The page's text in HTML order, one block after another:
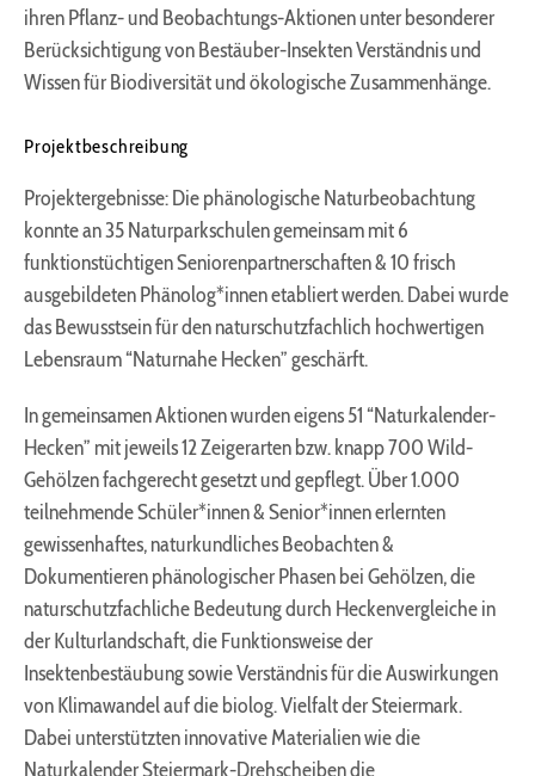
ihren Pflanz- und Beobachtungs-Aktionen unter besonderer
Berücksichtigung von Bestäuber-Insekten Verständnis und
Wissen für Biodiversität und ökologische Zusammenhänge.
Projektbeschreibung
Projektergebnisse: Die phänologische Naturbeobachtung
konnte an 35 Naturparkschulen gemeinsam mit 6
funktionstüchtigen Seniorenpartnerschaften & 10 frisch
ausgebildeten Phänolog*innen etabliert werden. Dabei wurde
das Bewusstsein für den naturschutzfachlich hochwertigen
Lebensraum “Naturnahe Hecken” geschärft.
In gemeinsamen Aktionen wurden eigens 51 “Naturkalender-
Hecken” mit jeweils 12 Zeigerarten bzw. knapp 700 Wild-
Gehölzen fachgerecht gesetzt und gepflegt. Über 1.000
teilnehmende Schüler*innen & Senior*innen erlernten
gewissenhaftes, naturkundliches Beobachten &
Dokumentieren phänologischer Phasen bei Gehölzen, die
naturschutzfachliche Bedeutung durch Heckenvergleiche in
der Kulturlandschaft, die Funktionsweise der
Insektenbestäubung sowie Verständnis für die Auswirkungen
von Klimawandel auf die biolog. Vielfalt der Steiermark.
Dabei unterstützten innovative Materialien wie die
Naturkalender Steiermark-Drehscheiben die
Einverständnis-Cookie
Name:
Zweck:
Einverständnis-Optionen des Benutzers
Cookie Laufzeit:
1 Jahr
EXTERNE MEDIEN
Um Inhalte von Videoplattformen und Social Media
Plattformen anzeigen zu können, werden von
diesen externen Medien Cookies gesetzt.
YouTube